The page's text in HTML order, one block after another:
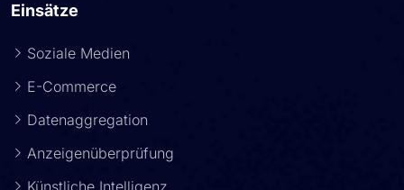
Einsätze
Soziale Medien
E-Commerce
Datenaggregation
Anzeigenüberprüfung
Künstliche Intelligenz